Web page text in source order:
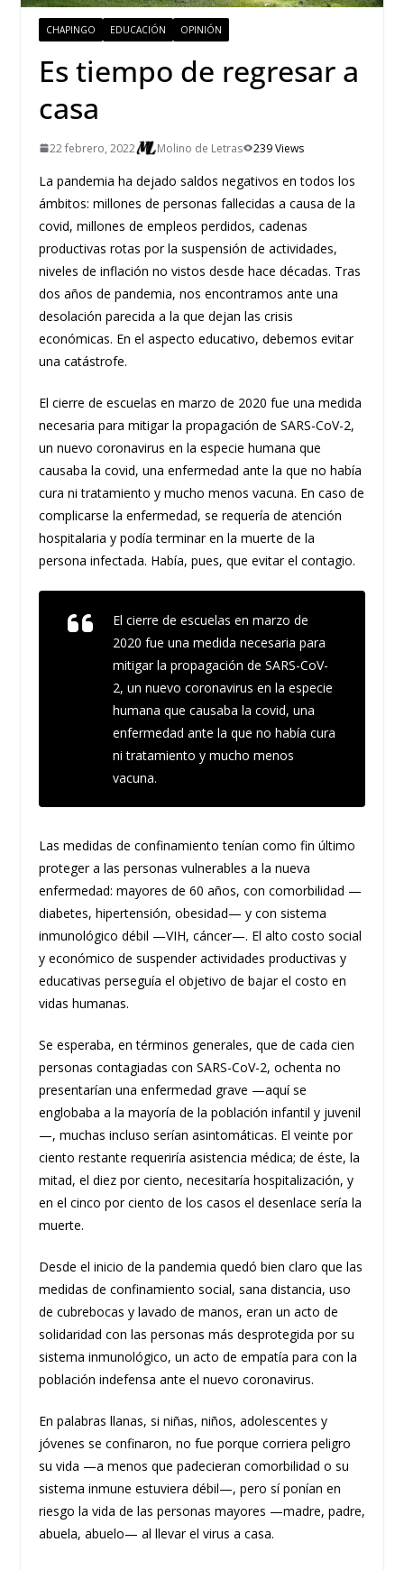
CHAPINGO EDUCACIÓN OPINIÓN
Es tiempo de regresar a
casa
22 febrero, 2022 Molino de Letras 239 Views
La pandemia ha dejado saldos negativos en todos los
ámbitos: millones de personas fallecidas a causa de la
covid, millones de empleos perdidos, cadenas
productivas rotas por la suspensión de actividades,
niveles de inflación no vistos desde hace décadas. Tras
dos años de pandemia, nos encontramos ante una
desolación parecida a la que dejan las crisis
económicas. En el aspecto educativo, debemos evitar
una catástrofe.
El cierre de escuelas en marzo de 2020 fue una medida
necesaria para mitigar la propagación de SARS-CoV-2,
un nuevo coronavirus en la especie humana que
causaba la covid, una enfermedad ante la que no había
cura ni tratamiento y mucho menos vacuna. En caso de
complicarse la enfermedad, se requería de atención
hospitalaria y podía terminar en la muerte de la
persona infectada. Había, pues, que evitar el contagio.
El cierre de escuelas en marzo de
2020 fue una medida necesaria para
mitigar la propagación de SARS-CoV-
2, un nuevo coronavirus en la especie
humana que causaba la covid, una
enfermedad ante la que no había cura
ni tratamiento y mucho menos
vacuna.
Las medidas de confinamiento tenían como fin último
proteger a las personas vulnerables a la nueva
enfermedad: mayores de 60 años, con comorbilidad —
diabetes, hipertensión, obesidad— y con sistema
inmunológico débil —VIH, cáncer—. El alto costo social
y económico de suspender actividades productivas y
educativas perseguía el objetivo de bajar el costo en
vidas humanas.
Se esperaba, en términos generales, que de cada cien
personas contagiadas con SARS-CoV-2, ochenta no
presentarían una enfermedad grave —aquí se
englobaba a la mayoría de la población infantil y juvenil
—, muchas incluso serían asintomáticas. El veinte por
ciento restante requeriría asistencia médica; de éste, la
mitad, el diez por ciento, necesitaría hospitalización, y
en el cinco por ciento de los casos el desenlace sería la
muerte.
Desde el inicio de la pandemia quedó bien claro que las
medidas de confinamiento social, sana distancia, uso
de cubrebocas y lavado de manos, eran un acto de
solidaridad con las personas más desprotegida por su
sistema inmunológico, un acto de empatía para con la
población indefensa ante el nuevo coronavirus.
En palabras llanas, si niñas, niños, adolescentes y
jóvenes se confinaron, no fue porque corriera peligro
su vida —a menos que padecieran comorbilidad o su
sistema inmune estuviera débil—, pero sí ponían en
riesgo la vida de las personas mayores —madre, padre,
abuela, abuelo— al llevar el virus a casa.